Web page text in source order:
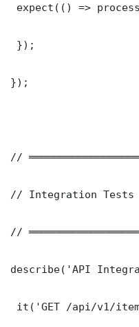
expect(() =>
});
});
//
// Integration Tests
//
describe('API
it('GET /api/v1/